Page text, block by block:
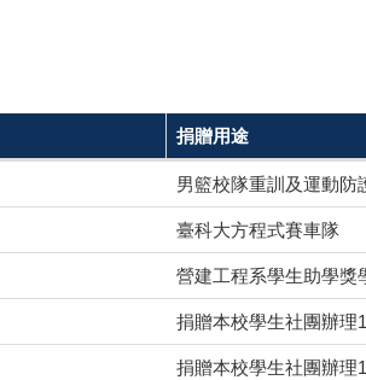
捐贈用途
男籃校隊重訓及運動防
臺科大方程式賽車隊
營建工程系學生助學獎
捐贈本校學生社團辦理
捐贈本校學生社團辦理